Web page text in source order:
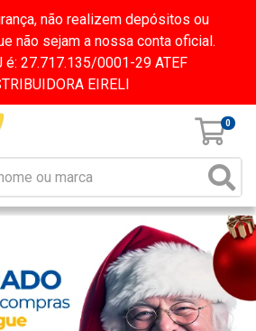
não realizem depósitos ou
não sejam a nossa conta oficial.
é: 27.717.135/0001-29 ATEF
EIRELI
0